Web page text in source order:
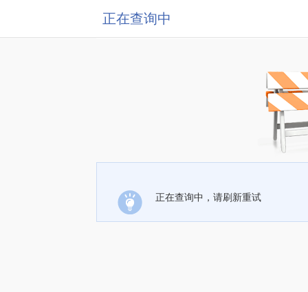
正在查询中
正在查询中，请刷新重试